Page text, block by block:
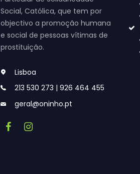
Social, Católica, que tem por
objectivo a promoção humana
e social de pessoas vítimas de
prostituição.
Lisboa
213 530 273 | 926 464 455
geral@oninho.pt